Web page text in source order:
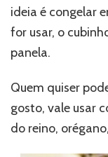
ideia é congelar
for usar, o
panela.
Quem quiser
gosto, vale usar
do reino,